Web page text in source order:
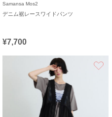
Samansa Mos2
デニム裾レースワイドパンツ
¥7,700